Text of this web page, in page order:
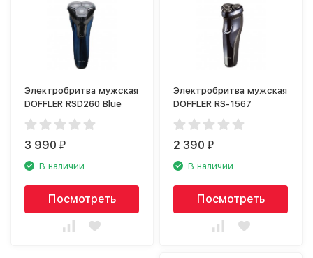
Электробритва мужская
DOFFLER RSD260 Blue
3 990₽
В наличии
Посмотреть
Электробритва мужская
DOFFLER RS-1567
2 390₽
В наличии
Посмотреть